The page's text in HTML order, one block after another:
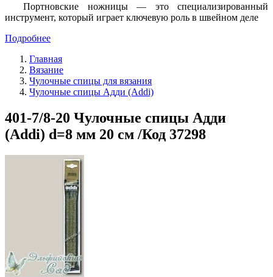
Портновские ножницы — это специализированный
инструмент, который играет ключевую роль в швейном деле
Подробнее
Главная
Вязание
Чулочные спицы для вязания
Чулочные спицы Адди (Addi)
401-7/8-20 Чулочные спицы Адди
(Addi) d=8 мм 20 см /Код 37298